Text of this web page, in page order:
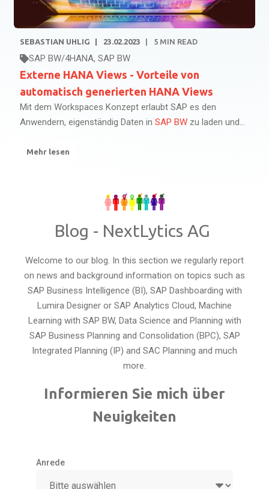
SEBASTIAN UHLIG 23.02.2023 5 MIN READ
SAP BW/4HANA, SAP BW
Externe HANA Views - Vorteile von
automatisch generierten HANA Views
Mit dem Workspaces Konzept erlaubt SAP es den
Anwendern, eigenständig Daten in SAP BW zu laden und...
Mehr lesen
Blog - NextLytics AG
Welcome to our blog. In this section we regularly report
on news and background information on topics such as
SAP Business Intelligence (BI), SAP Dashboarding with
Lumira Designer or SAP Analytics Cloud, Machine
Learning with SAP BW, Data Science and Planning with
SAP Business Planning and Consolidation (BPC), SAP
Integrated Planning (IP) and SAC Planning and much
more.
Informieren Sie mich über
Neuigkeiten
Anrede